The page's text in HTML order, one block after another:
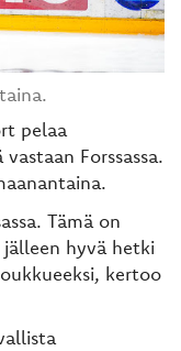
pelaa
Forssassa.
Tämä on
hyvä hetki
kertoo